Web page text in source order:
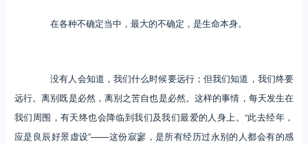
在各种不确定当中，最大的不确定，是生命本身。
没有人会知道，我们什么时候要远行；但我们知道，我们终要
远行。离别既是必然，离别之苦自也是必然。这样的事情，每天发生在
我们周围，有天终也会降临到我们及我们最爱的人身上。“此去经年，
应是良辰好景虚设”——这份寂寥，是所有经历过永别的人都会有的感